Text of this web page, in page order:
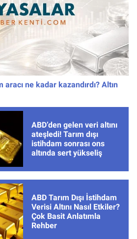
aracı ne kadar kazandırdı? Altın
ABD’den gelen veri altını
ateşledi! Tarım dışı
istihdam sonrası ons
altında sert yükseliş
ABD Tarım Dışı İstihdam
Verisi Altını Nasıl Etkiler?
Çok Basit Anlatımla
Rehber